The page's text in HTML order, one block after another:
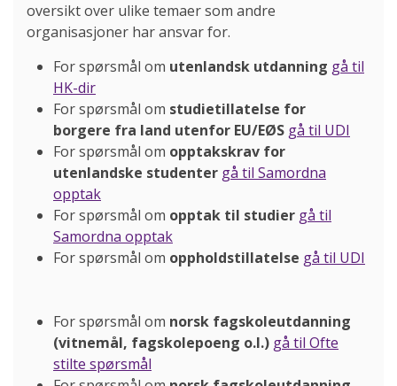
oversikt over ulike temaer som andre
organisasjoner har ansvar for.
For spørsmål om utenlandsk utdanning gå til
HK-dir
For spørsmål om studietillatelse for
borgere fra land utenfor EU/EØS gå til UDI
For spørsmål om opptakskrav for
utenlandske studenter gå til Samordna
opptak
For spørsmål om opptak til studier gå til
Samordna opptak
For spørsmål om oppholdstillatelse gå til UDI
For spørsmål om norsk fagskoleutdanning
(vitnemål, fagskolepoeng o.l.) gå til Ofte
stilte spørsmål